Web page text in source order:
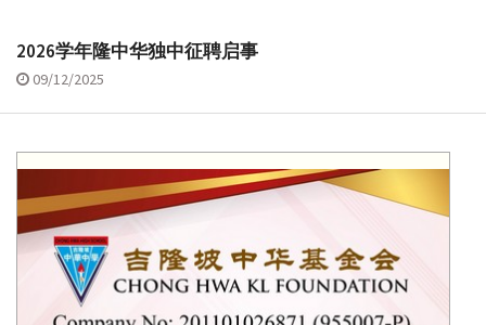
2026学年隆中华独中征聘启事
09/12/2025